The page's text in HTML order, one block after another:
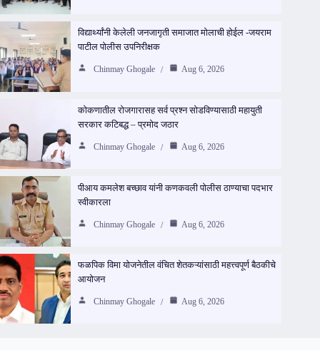
विद्यार्थ्यांनी केलेली जनजागृती समाजात मोलाची होईल -जयराम
पाटील पोलीस उपनिरीक्षक
Chinmay Ghogale Aug 6, 2026
कोकणातील रोजगारासह सर्व प्रश्न सोडविण्यासाठी महायुती
सरकार कटिबद्ध – प्रमोद जठार
Chinmay Ghogale Aug 6, 2026
पीआय कमलेश बच्छाव यांनी कणकवली पोलीस ठाण्याचा पदभार
स्वीकारला
Chinmay Ghogale Aug 6, 2026
फळपिक विमा योजनेतील वंचित शेतकऱ्यांसाठी महत्त्वपूर्ण बैठकीचे
आयोजन
Chinmay Ghogale Aug 6, 2026